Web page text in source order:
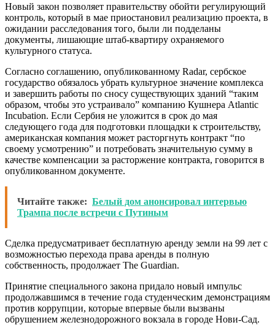
Новый закон позволяет правительству обойти регулирующий
контроль, который в мае приостановил реализацию проекта, в
ожидании расследования того, были ли подделаны
документы, лишающие штаб-квартиру охраняемого
культурного статуса.
Согласно соглашению, опубликованному Radar, сербское
государство обязалось убрать культурное значение комплекса
и завершить работы по сносу существующих зданий “таким
образом, чтобы это устраивало” компанию Кушнера Atlantic
Incubation. Если Сербия не уложится в срок до мая
следующего года для подготовки площадки к строительству,
американская компания может расторгнуть контракт “по
своему усмотрению” и потребовать значительную сумму в
качестве компенсации за расторжение контракта, говорится в
опубликованном документе.
Читайте также: Белый дом анонсировал интервью
Трампа после встречи с Путиным
Сделка предусматривает бесплатную аренду земли на 99 лет с
возможностью перехода права аренды в полную
собственность, продолжает The Guardian.
Принятие специального закона придало новый импульс
продолжавшимся в течение года студенческим демонстрациям
против коррупции, которые впервые были вызваны
обрушением железнодорожного вокзала в городе Нови-Сад.